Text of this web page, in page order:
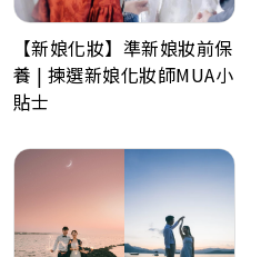
【新娘化妝】準新娘妝前保
養 | 揀選新娘化妝師MUA小
貼士